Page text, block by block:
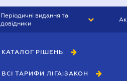
Періодичні видання та
довідники
БУХГАЛТЕР&ЗАКОН
ВІСНИК МСФЗ
КАТАЛОГ РІШЕНЬ
ВСІ ТАРИФИ ЛІГА:ЗАКОН